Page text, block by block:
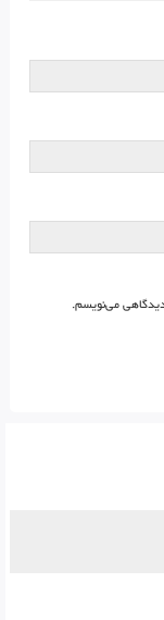
دیدگاهی می‌نویسم.